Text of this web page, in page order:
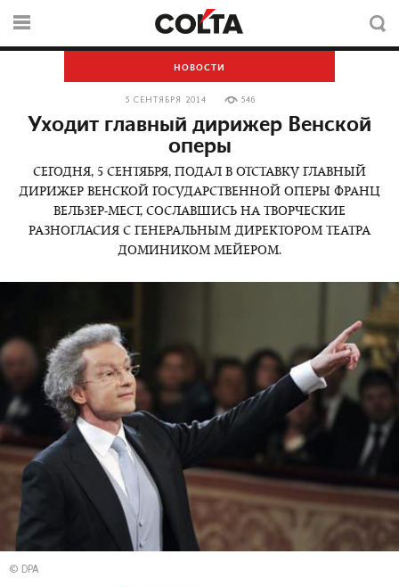
НОВОСТИ
5 СЕНТЯБРЯ 2014 546
Уходит главный дирижер Венской
оперы
СЕГОДНЯ, 5 СЕНТЯБРЯ, ПОДАЛ В ОТСТАВКУ ГЛАВНЫЙ
ДИРИЖЕР ВЕНСКОЙ ГОСУДАРСТВЕННОЙ ОПЕРЫ ФРАНЦ
ВЕЛЬЗЕР-МЕСТ, СОСЛАВШИСЬ НА ТВОРЧЕСКИЕ
РАЗНОГЛАСИЯ С ГЕНЕРАЛЬНЫМ ДИРЕКТОРОМ ТЕАТРА
ДОМИНИКОМ МЕЙЕРОМ.
© DPA